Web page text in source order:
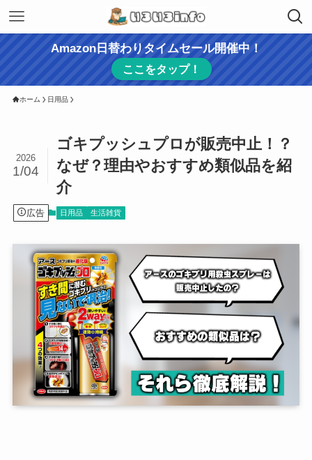
Amazon日替わりタイムセール開催中！
ここをタップ！
ホーム 日用品
ゴキプッシュプロが販売中止！？
なぜ？理由やおすすめ類似品を紹
介
2026
1/04
広告 日用品 生活雑貨